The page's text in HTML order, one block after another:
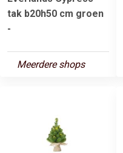
tak b20h50 cm groen
-
Meerdere shops